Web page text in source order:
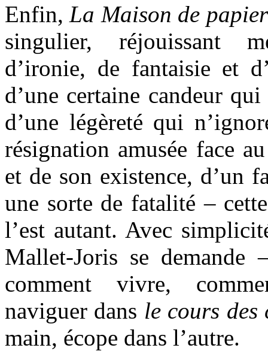
Enfin,La Maison de papier
singulier, réjouissant
d’ironie, de fantaisie et
d’une certaine candeur
d’une légèreté qui
résignation amusée face
et de son existence, d’un
une sorte de fatalité –
l’est autant. Avec
Mallet-Joris se
comment vivre,
naviguer dans le cours des
main, écope dans l’autre.